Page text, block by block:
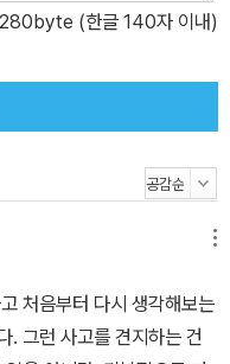
주하고 방조했다는 주장이 S
해시태그가 폭발적으로 퍼
눈덩이처럼 불어났고, 한
‘성폭행 가해자’로 확정되었
명과 사과를 거듭하다 다시
만으로도 피해자에 대한 2
다. 이 모든 일이 트위터상
고 이자혜는 가해자가 된 채
(한글 140자 이내)
처음부터 다시 생각해보는
. 그런 사고를 견지하는 건